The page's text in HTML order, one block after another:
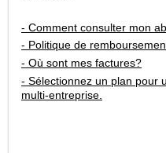
- Comment consulter mon
- Politique de
- Où sont mes factures?
- Sélectionnez un plan pour
multi-entreprise.